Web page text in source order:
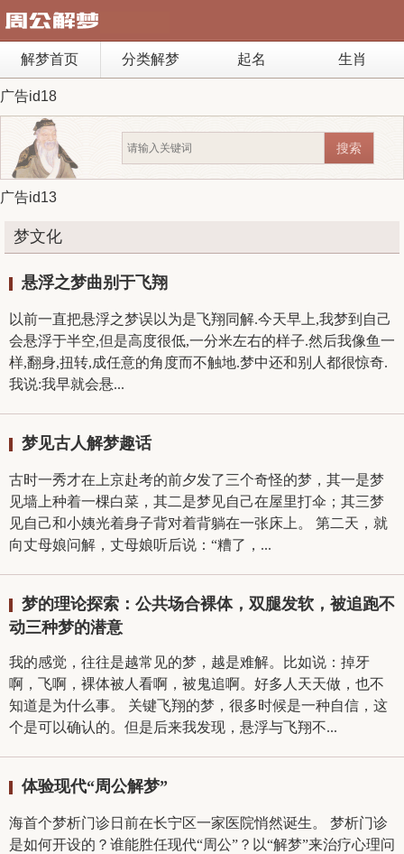
解梦首页 分类解梦 起名 生肖
广告id18
广告id13
梦文化
悬浮之梦曲别于飞翔
以前一直把悬浮之梦误以为是飞翔同解.今天早上,我梦到自己
会悬浮于半空,但是高度很低,一分米左右的样子.然后我像鱼一
样,翻身,扭转,成任意的角度而不触地.梦中还和别人都很惊奇.
我说:我早就会悬...
梦见古人解梦趣话
古时一秀才在上京赴考的前夕发了三个奇怪的梦，其一是梦
见墙上种着一棵白菜，其二是梦见自己在屋里打伞；其三梦
见自己和小姨光着身子背对着背躺在一张床上。 第二天，就
向丈母娘问解，丈母娘听后说：“糟了，...
梦的理论探索：公共场合裸体，双腿发软，被追跑不
动三种梦的潜意
我的感觉，往往是越常见的梦，越是难解。比如说：掉牙
啊，飞啊，裸体被人看啊，被鬼追啊。好多人天天做，也不
知道是为什么事。 关键飞翔的梦，很多时候是一种自信，这
个是可以确认的。但是后来我发现，悬浮与飞翔不...
体验现代“周公解梦”
海首个梦析门诊日前在长宁区一家医院悄然诞生。 梦析门诊
是如何开设的？谁能胜任现代“周公”？以“解梦”来治疗心理问